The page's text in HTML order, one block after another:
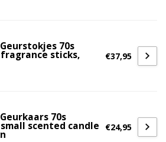
Geurstokjes 70s
sticks, €37,95
70s
scented candle €24,95